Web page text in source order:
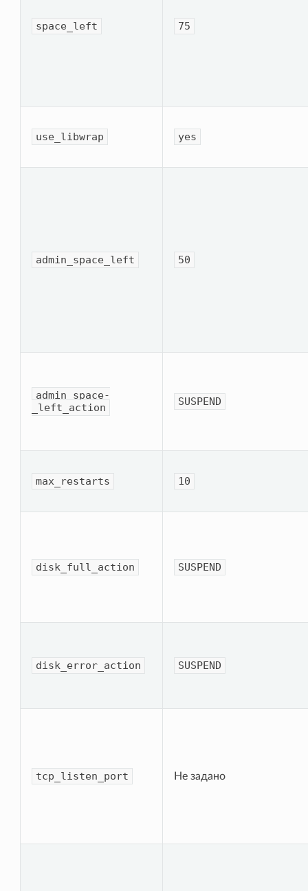
space_left 75
use_libwrap yes
admin_space_left 50
admin_space­
_left_action
SUSPEND
max_restarts 10
disk_full_action SUSPEND
disk_error_ac­tion SUSPEND
tcp_listen_port Не задано